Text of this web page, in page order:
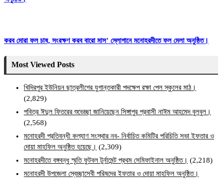
করব মোরা ফল চাষ, সংরক্ষণ করব বারো মাস’ স্লোগানে মনোহরদীতে ফল মেলা অনুষ্ঠিত।
Most Viewed Posts
খিদিরপুর ইউনিয়ন ছাত্রলীগের যুগান্তকারী পদক্ষেপ রক্ষা পেল স্কুলের মাঠ।
(2,829)
পবিত্র ঈদুল ফিতরের শুভেচ্ছা জানিয়েছেন সিঙ্গাপুর প্রবাসী নাঈম আহমেদ বুলবুল।
(2,568)
মনোহরদী প্রতিবন্ধী কল্যাণ সংস্থার নব- নির্বাচিত কমিটির পরিচিতি সভা ইফতার ও
দোয়া মাহফিল অনুষ্ঠিত হয়েছে। (2,309)
মনোহরদীতে বঙ্গবন্ধু স্মৃতি ফুটবল টুর্নামেন্ট প্রথম সেমিফাইনাল অনুষ্ঠিত। (2,218)
মনোহরদী উপজেলা স্বেচ্ছাসেবী পরিষদের ইফতার ও দোয়া মাহফিল অনুষ্ঠিত।